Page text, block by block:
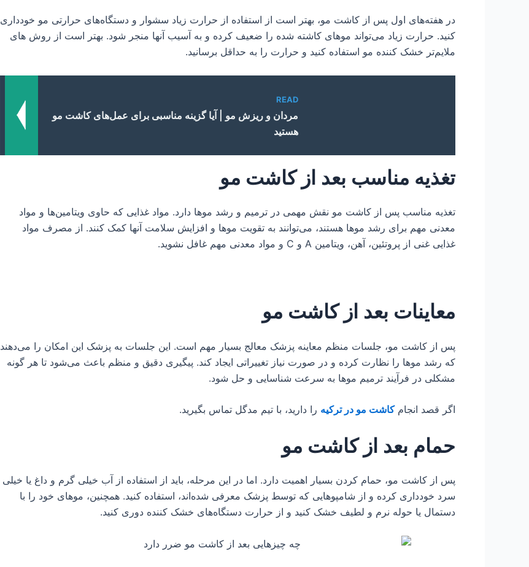
در هفته‌های اول پس از کاشت مو، بهتر است از استفاده از حرارت زیاد سشوار و دستگاه‌های حرارتی مو خودداری
کنید. حرارت زیاد می‌تواند موهای کاشته شده را ضعیف کرده و به آسیب آنها منجر شود. بهتر است از روش های
ملایم‌تر خشک کننده مو استفاده کنید و حرارت را به حداقل برسانید.
READ
مردان و ریزش مو | آیا گزینه مناسبی برای عمل‌های کاشت مو
هستید
تغذیه مناسب بعد از کاشت مو
تغذیه مناسب پس از کاشت مو نقش مهمی در ترمیم و رشد موها دارد. مواد غذایی که حاوی ویتامین‌ها و مواد
معدنی مهم برای رشد موها هستند، می‌توانند به تقویت موها و افزایش سلامت آنها کمک کنند. از مصرف مواد
غذایی غنی از پروتئین، آهن، ویتامین A و C و مواد معدنی مهم غافل نشوید.
معاینات بعد از کاشت مو
پس از کاشت مو، جلسات منظم معاینه پزشک معالج بسیار مهم است. این جلسات به پزشک این امکان را می‌دهند
که رشد موها را نظارت کرده و در صورت نیاز تغییراتی ایجاد کند. پیگیری دقیق و منظم باعث می‌شود تا هر گونه
مشکلی در فرآیند ترمیم موها به سرعت شناسایی و حل شود.
اگر قصد انجامکاشت مو در ترکیه را دارید، با تیم مدگل تماس بگیرید.
حمام بعد از کاشت مو
پس از کاشت مو، حمام کردن بسیار اهمیت دارد. اما در این مرحله، باید از استفاده از آب خیلی گرم و داغ یا خیلی
سرد خودداری کرده و از شامپوهایی که توسط پزشک معرفی شده‌اند، استفاده کنید. همچنین، موهای خود را با
دستمال یا حوله نرم و لطیف خشک کنید و از حرارت دستگاه‌های خشک کننده دوری کنید.